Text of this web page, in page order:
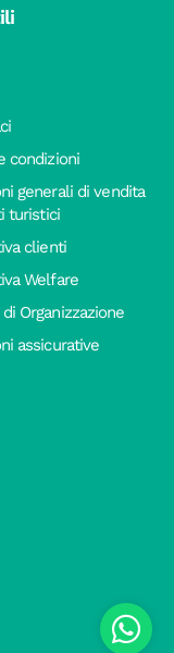
condizioni
generali di vendita
turistici
clienti
Welfare
Organizzazione
assicurative